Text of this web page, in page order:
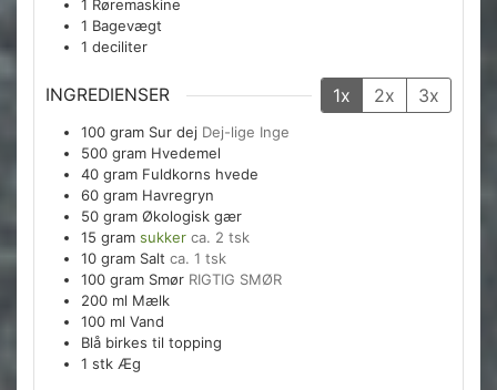
1 Røremaskine
1 Bagevægt
1 deciliter
INGREDIENSER 1x 2x 3x
100 gram Sur dej Dej-lige Inge
500 gram Hvedemel
40 gram Fuldkorns hvede
60 gram Havregryn
50 gram Økologisk gær
15 gram sukker ca. 2 tsk
10 gram Salt ca. 1 tsk
100 gram Smør RIGTIG SMØR
200 ml Mælk
100 ml Vand
Blå birkes til topping
1 stk Æg